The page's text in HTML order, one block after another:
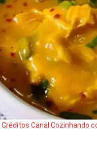
Créditos Canal Cozinhando